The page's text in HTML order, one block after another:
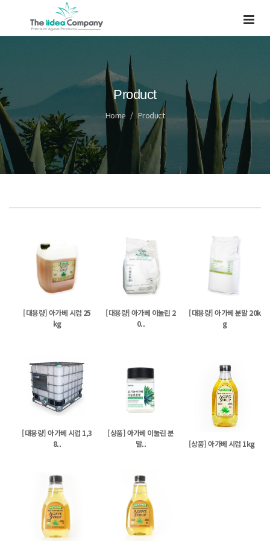
Product
Home Product
[대용량] 아가베 시럽 25
kg
[대용량] 아가베 이눌린 2
0..
[대용량] 아가베 분말 20k
g
[대용량] 아가베 시럽 1,3
8..
[상품] 아가베 이눌린 분
말..
[상품] 아가베 시럽 1kg